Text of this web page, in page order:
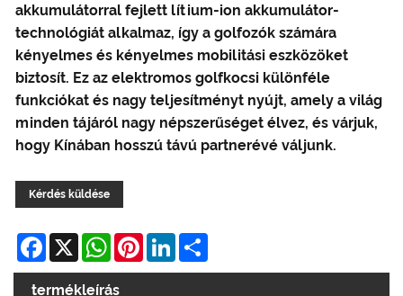
akkumulátorral fejlett lítium-ion akkumulátor-
technológiát alkalmaz, így a golfozók számára
kényelmes és kényelmes mobilitási eszközöket
biztosít. Ez az elektromos golfkocsi különféle
funkciókat és nagy teljesítményt nyújt, amely a világ
minden tájáról nagy népszerűséget élvez, és várjuk,
hogy Kínában hosszú távú partnerévé váljunk.
Kérdés küldése
Facebook
X WhatsApp
Pinterest
LinkedIn
termékleírás